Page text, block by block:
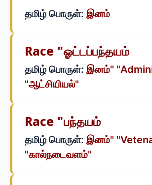
தமிழ் பொருள்: இனம்
Race "ஓட்டப்பந்தயம்
தமிழ் பொருள்: இனம்"
"ஆட்சியியல்"
Race "பந்தயம்
தமிழ் பொருள்: இனம்"
"கால்நடைவளம்"